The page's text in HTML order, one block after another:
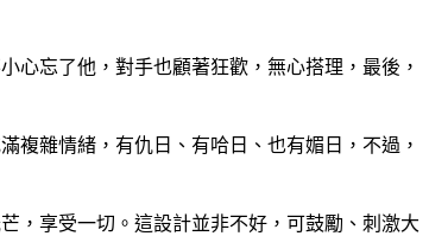
心忘了他，對手也顧著狂歡，無心搭理，最後，
複雜情緒，有仇日、有哈日、也有媚日，不過，
，享受一切。這設計並非不好，可鼓勵、刺激大